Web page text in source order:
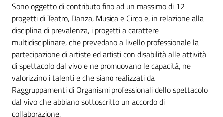
Sono oggetto di contributo fino ad un massimo di 12
progetti di Teatro, Danza, Musica e Circo e, in relazione alla
disciplina di prevalenza, i progetti a carattere
multidisciplinare, che prevedano a livello professionale la
partecipazione di artiste ed artisti con disabilità alle attività
di spettacolo dal vivo e ne promuovano le capacità, ne
valorizzino i talenti e che siano realizzati da
Raggruppamenti di Organismi professionali dello spettacolo
dal vivo che abbiano sottoscritto un accordo di
collaborazione.